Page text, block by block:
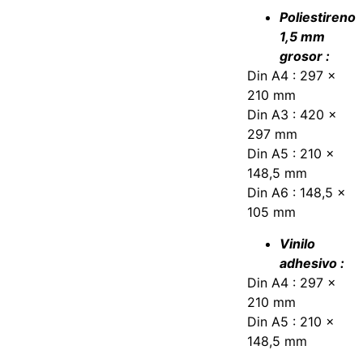
Poliestireno
1,5 mm
grosor :
Din A4 : 297 x
210 mm
Din A3 : 420 x
297 mm
Din A5 : 210 x
148,5 mm
Din A6 : 148,5 x
105 mm
Vinilo
adhesivo :
Din A4 : 297 x
210 mm
Din A5 : 210 x
148,5 mm